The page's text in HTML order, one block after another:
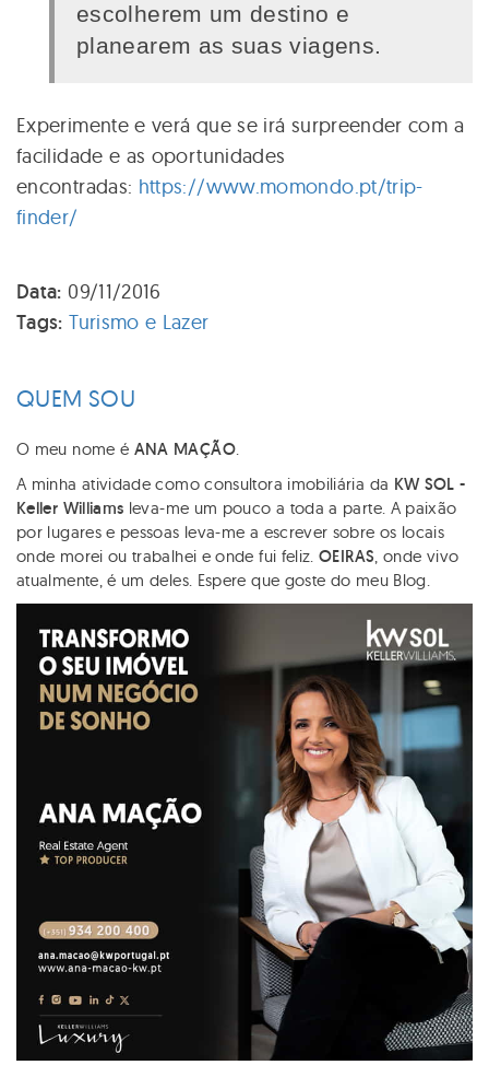
escolherem um destino e
planearem as suas viagens.
Experimente e verá que se irá surpreender com a
facilidade e as oportunidades
encontradas: https://www.momondo.pt/trip-
finder/
Data: 09/11/2016
Tags:Turismo e Lazer
QUEM SOU
O meu nome é ANA MAÇÃO.
A minha atividade como consultora imobiliária da KW SOL -
Keller Williams leva-me um pouco a toda a parte. A paixão
por lugares e pessoas leva-me a escrever sobre os locais
onde morei ou trabalhei e onde fui feliz.OEIRAS , onde vivo
atualmente, é um deles. Espere que goste do meu Blog.